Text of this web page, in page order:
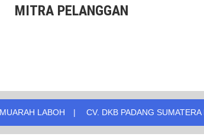
MITRA PELANGGAN
LABOH CV. DKB PADANG SUMATERA BARAT